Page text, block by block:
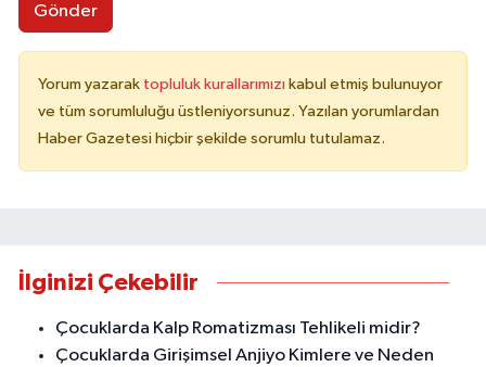
Gönder
Yorum yazarak topluluk kurallarımızı kabul etmiş bulunuyor
ve tüm sorumluluğu üstleniyorsunuz. Yazılan yorumlardan
Haber Gazetesi hiçbir şekilde sorumlu tutulamaz.
İlginizi Çekebilir
Çocuklarda Kalp Romatizması Tehlikeli midir?
Çocuklarda Girişimsel Anjiyo Kimlere ve Neden